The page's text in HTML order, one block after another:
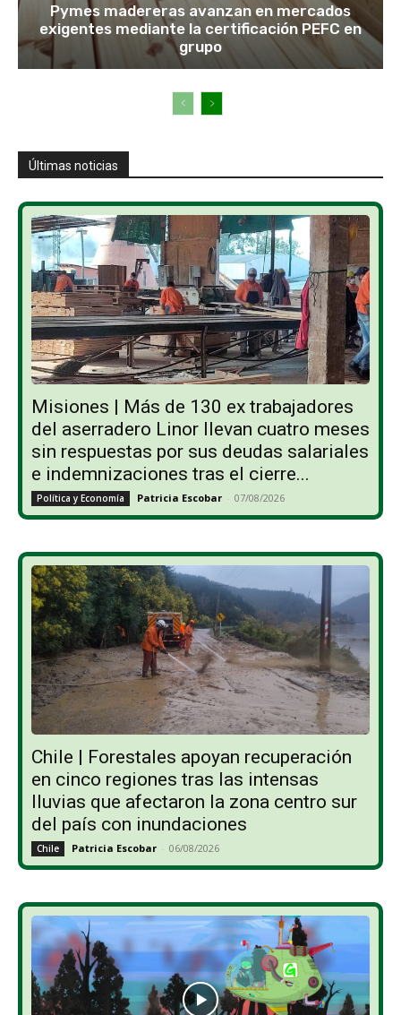
Pymes madereras avanzan en mercados
exigentes mediante la certificación PEFC en
grupo
Últimas noticias
Misiones | Más de 130 ex trabajadores
del aserradero Linor llevan cuatro meses
sin respuestas por sus deudas salariales
e indemnizaciones tras el cierre...
Política y Economía Patricia Escobar - 07/08/2026
Chile | Forestales apoyan recuperación
en cinco regiones tras las intensas
lluvias que afectaron la zona centro sur
del país con inundaciones
Chile Patricia Escobar - 06/08/2026